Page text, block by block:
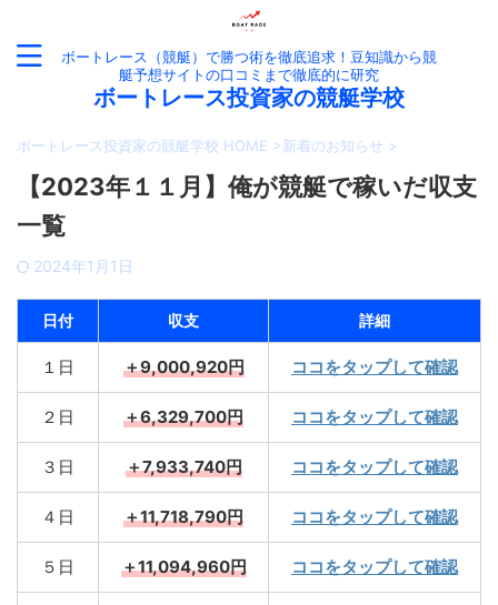
ボートレース（競艇）で勝つ術を徹底追求！豆知識から競
艇予想サイトの口コミまで徹底的に研究
ボートレース投資家の競艇学校
ボートレース投資家の競艇学校 HOME >新着のお知らせ >
【2023年１１月】俺が競艇で稼いだ収支
一覧
2024年1月1日
日付 収支 詳細
１日 ＋9,000,920円 ココをタップして確認
２日 ＋6,329,700円 ココをタップして確認
３日 ＋7,933,740円 ココをタップして確認
４日 ＋11,718,790円 ココをタップして確認
５日 ＋11,094,960円 ココをタップして確認